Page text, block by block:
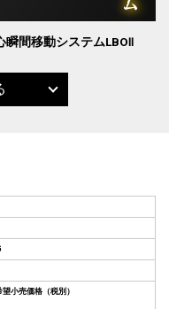
間移動システムLBOⅡ
小売価格（税別）